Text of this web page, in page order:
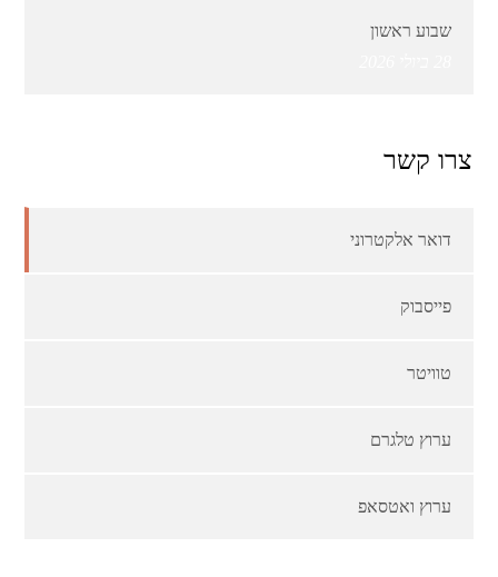
שבוע ראשון
צרו קשר
דואר אלקטרוני
פייסבוק
טוויטר
ערוץ טלגרם
ערוץ ואטסאפ